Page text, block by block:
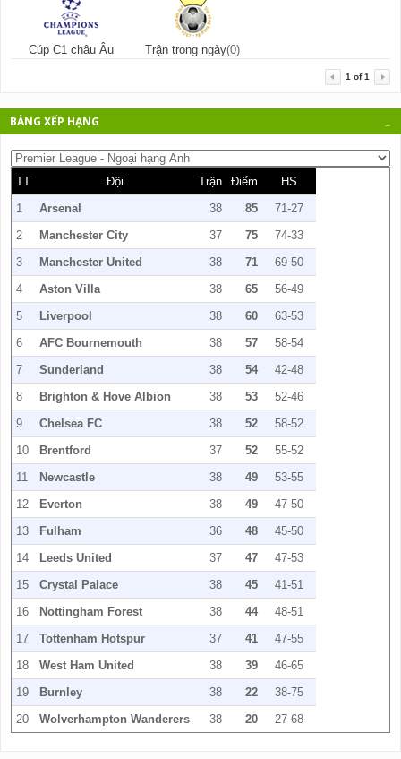
Cúp C1 châu Âu Trận trong ngày(0)
1 of1
BẢNG XẾP HẠNG
TT Đội Trận Điểm
HS
1
Arsenal 38 85
71-27
2
Manchester City 37 75
74-33
3
Manchester United 38 71
69-50
4
Aston Villa 38 65
56-49
5
Liverpool 38 60
63-53
6
AFC Bournemouth 38 57
58-54
7
Sunderland 38 54
42-48
8
Brighton & Hove Albion 38 53
52-46
9
Chelsea FC 38 52
58-52
10
Brentford 37 52
55-52
11
Newcastle 38 49
53-55
12
Everton 38 49
47-50
13
Fulham 36 48
45-50
14
Leeds United 37 47
47-53
15
Crystal Palace 38 45
41-51
16
Nottingham Forest 38 44
48-51
17
Tottenham Hotspur 37 41
47-55
18
West Ham United 38 39
46-65
19
Burnley 38 22
38-75
20
Wolverhampton Wanderers 38 20 27-68